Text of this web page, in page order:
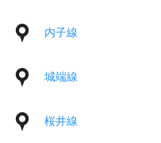
内子線
城端線
桜井線